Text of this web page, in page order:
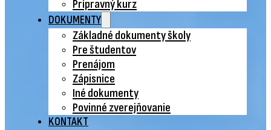
Prípravný kurz
DOKUMENTY
Základné dokumenty školy
Pre študentov
Prenájom
Zápisnice
Iné dokumenty
Povinné zverejňovanie
KONTAKT